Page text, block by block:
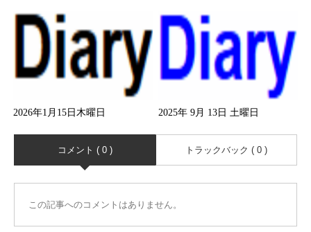
2026年1月15日木曜日 2025年 9月 13日 土曜日
コメント ( 0 ) トラックバック ( 0 )
この記事へのコメントはありません。